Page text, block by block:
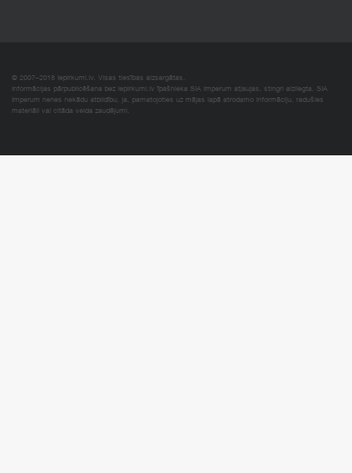
© 2007–2018 Iepirkumi.lv. Visas tiesības aizsargātas.
Informācijas pārpublicēšana bez iepirkumi.lv īpašnieka SIA Imperum atļaujas, stingri aizliegta. SIA
Imperum nenes nekādu atbildību, ja, pamatojoties uz mājas lapā atrodamo informāciju, radušies
materiāli vai citāda veida zaudējumi.